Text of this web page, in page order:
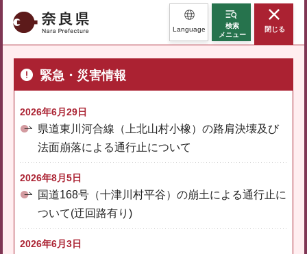
奈良県 Language
検索
メニュー
閉じる
緊急・災害情報
2026年6月29日
県道東川河合線（上北山村小橡）の路肩決壊及び
法面崩落による通行止について
2026年8月5日
国道168号（十津川村平谷）の崩土による通行止に
ついて(迂回路有り)
2026年6月3日